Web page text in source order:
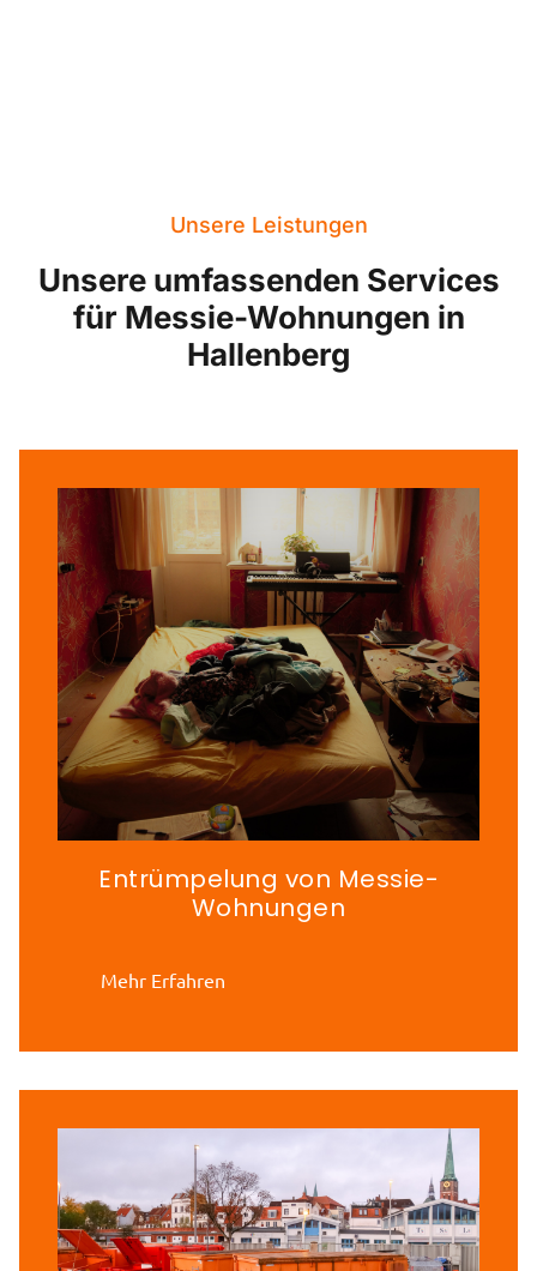
Unsere Leistungen
Unsere umfassenden Services
für Messie-Wohnungen in
Hallenberg
Entrümpelung von Messie-
Wohnungen
Mehr Erfahren